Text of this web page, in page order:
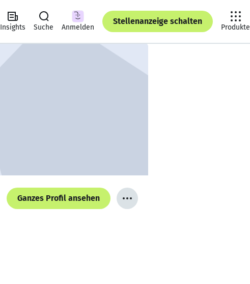
Insights Suche Anmelden
Stellenanzeige schalten
Produkte
Ganzes Profil ansehen